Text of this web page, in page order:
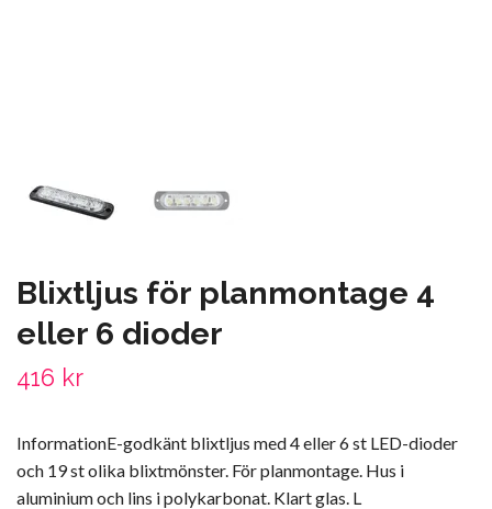
Blixtljus för planmontage 4
eller 6 dioder
416 kr
InformationE-godkänt blixtljus med 4 eller 6 st LED-dioder
och 19 st olika blixtmönster. För planmontage. Hus i
aluminium och lins i polykarbonat. Klart glas. L